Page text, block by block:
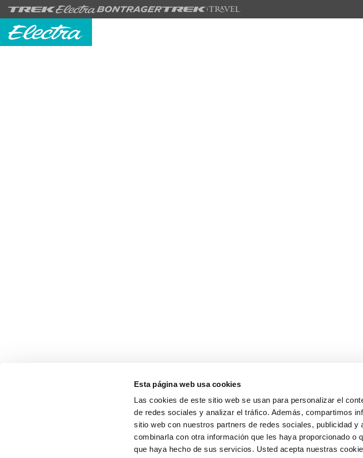
Esta página web usa cookies
Las cookies de este sitio web se usan para personalizar el
de redes sociales y analizar el tráfico. Además, compartimos
sitio web con nuestros partners de redes sociales, publicidad y
combinarla con otra información que les haya proporcionado o
que haya hecho de sus servicios. Usted acepta nuestras